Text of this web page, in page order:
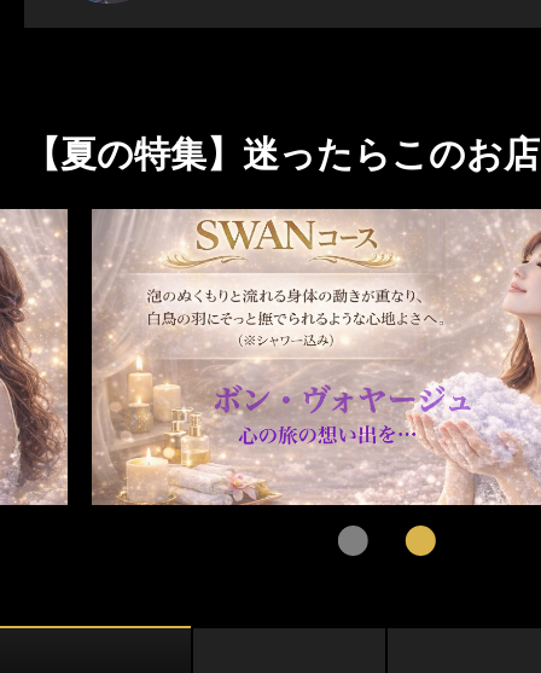
お店検索ページへ
エリアから探す
東京 神奈川 埼玉
茨城 栃木 群馬
セラピストを探す
セラピスト検索ページ
本日出勤のセラピスト
即セラ
ランキング
クーポン
口コミ
写メ日記
【夏の特集】迷ったらこのお